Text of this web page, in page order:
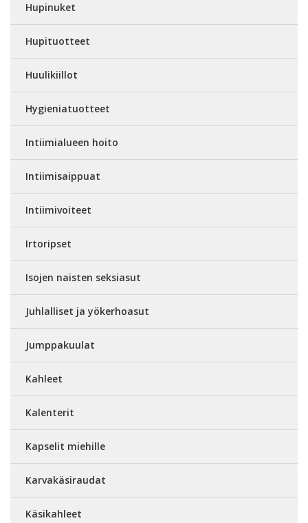
Hupinuket
Hupituotteet
Huulikiillot
Hygieniatuotteet
Intiimialueen hoito
Intiimisaippuat
Intiimivoiteet
Irtoripset
Isojen naisten seksiasut
Juhlalliset ja yökerhoasut
Jumppakuulat
Kahleet
Kalenterit
Kapselit miehille
Karvakäsiraudat
Käsikahleet